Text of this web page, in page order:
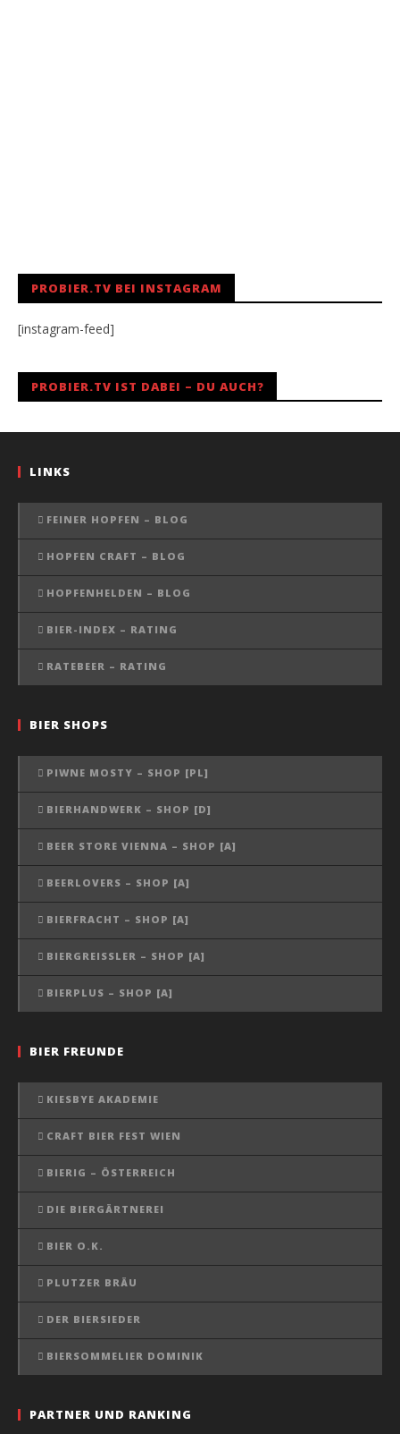
PROBIER.TV BEI INSTAGRAM
[instagram-feed]
PROBIER.TV IST DABEI – DU AUCH?
LINKS
FEINER HOPFEN – BLOG
HOPFEN CRAFT – BLOG
HOPFENHELDEN – BLOG
BIER-INDEX – RATING
RATEBEER – RATING
BIER SHOPS
PIWNE MOSTY – SHOP [PL]
BIERHANDWERK – SHOP [D]
BEER STORE VIENNA – SHOP [A]
BEERLOVERS – SHOP [A]
BIERFRACHT – SHOP [A]
BIERGREISSLER – SHOP [A]
BIERPLUS – SHOP [A]
BIER FREUNDE
KIESBYE AKADEMIE
CRAFT BIER FEST WIEN
BIERIG – ÖSTERREICH
DIE BIERGÄRTNEREI
BIER O.K.
PLUTZER BRÄU
DER BIERSIEDER
BIERSOMMELIER DOMINIK
PARTNER UND RANKING